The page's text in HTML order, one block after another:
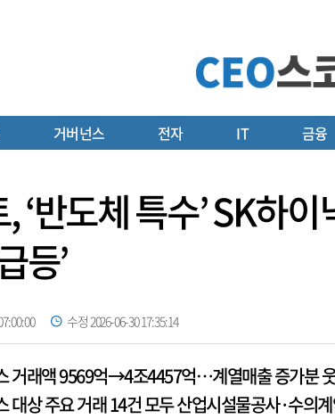
거버넌스 전자 IT 금융
‘반도체 특수’ SK하
등’
수정 2026-06-30 17:35:14
거래액 9569억→4조4457억…계열매출 증가분
대상 주요 거래 14건 모두 산업시설물공사·수의